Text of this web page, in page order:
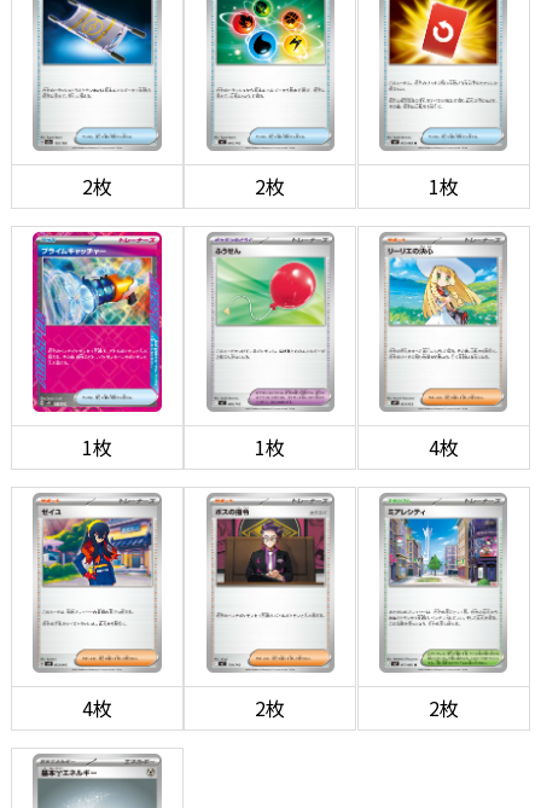
2枚 2枚 1枚
1枚 1枚 4枚
4枚 2枚 2枚